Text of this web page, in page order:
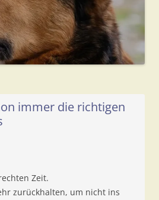
immer die richtigen
Zeit.
zurückhalten, um nicht ins